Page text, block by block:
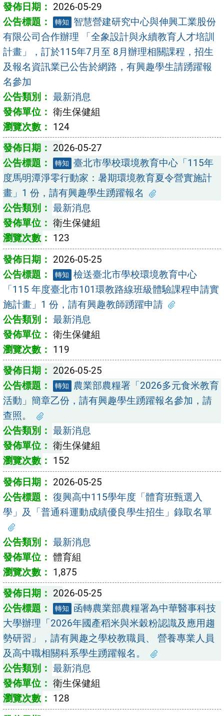
2026-05-29
轉知
智慧營建研究中心與伸興工業股份
有限公司合作辦理 「全象設計與永續教育人才培訓
計畫」，訂於115年7月至 8月辦理相關課程，招生
及報名資訊業已公告於網路，有興趣學生請踴躍報
名參加
最新消息
衛生保健組
124
2026-05-27
轉知 臺北市學校環境教育中心「115年
度馬明潭淨零行動家：暑期環境教育夏令營實施計
畫」1 份，請有興趣學生踴躍報名
最新消息
衛生保健組
123
2026-05-25
轉知 檢送臺北市學校環境教育中心
「115 年度臺北市101環教路線班級體驗課程申請實
施計畫」1 份，請有興趣教師踴躍申請
最新消息
衛生保健組
119
2026-05-25
轉知
農業部農糧署「2026多元食米教育
活動」簡章乙份，請有興趣學生踴躍報名參加，請
查照。
最新消息
衛生保健組
152
2026-05-25
復興高中115學年度「體育班甄選入
學」及「普通科運動成績優良學生招生」錄取名單
最新消息
體育組
1,875
2026-05-25
轉知
函轉農業部農糧署為中華醫事科技
大學辦理「2026年國產稻米與米穀粉認識及應用趨
勢研習」，請有興趣之學校教職員、 營養專業人員
及高中職相關科系學生踴躍報名。
最新消息
衛生保健組
128